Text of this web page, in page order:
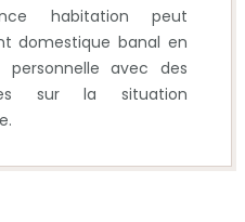
habitation peut
domestique banal en
personnelle avec des
sur la situation